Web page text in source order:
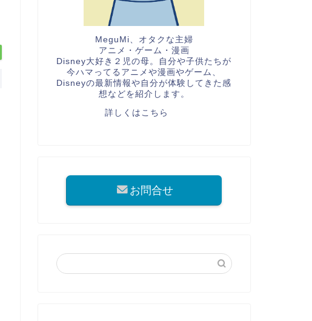
MeguMi、オタクな主婦
アニメ・ゲーム・漫画
Disney大好き２児の母。自分や子供たちが
今ハマってるアニメや漫画やゲーム、
Disneyの最新情報や自分が体験してきた感
想などを紹介します。
詳しくはこちら
お問合せ